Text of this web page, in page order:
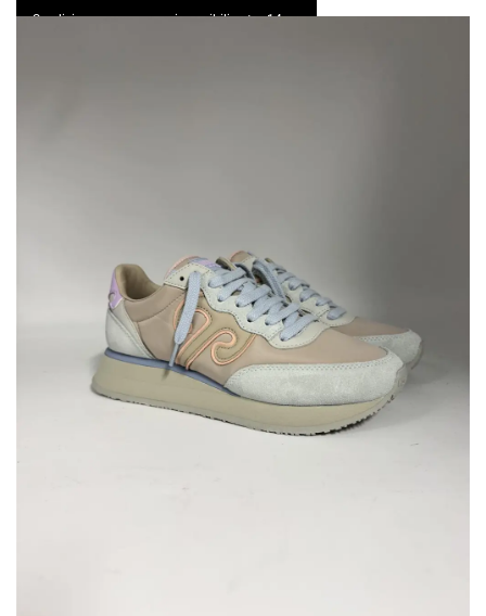
Spedizione express e resi possibili entro 14 gg